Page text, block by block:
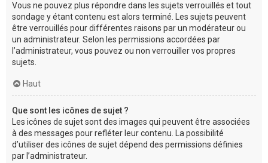
Vous ne pouvez plus répondre dans les sujets verrouillés et tout
sondage y étant contenu est alors terminé. Les sujets peuvent
être verrouillés pour différentes raisons par un modérateur ou
un administrateur. Selon les permissions accordées par
l’administrateur, vous pouvez ou non verrouiller vos propres
sujets.
Haut
Que sont les icônes de sujet ?
Les icônes de sujet sont des images qui peuvent être associées
à des messages pour refléter leur contenu. La possibilité
d’utiliser des icônes de sujet dépend des permissions définies
par l’administrateur.